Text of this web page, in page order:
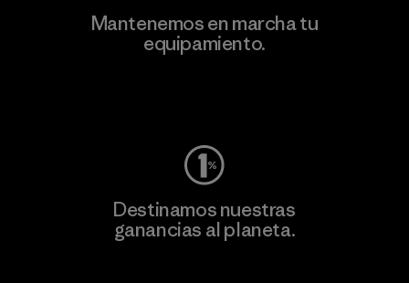
Mantenemos en marcha tu
equipamiento.
Destinamos nuestras
ganancias al planeta.